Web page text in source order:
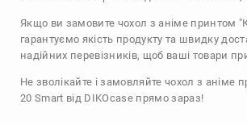
Якщо ви замовите чохол з аніме принтом
гарантуємо якість продукту та швидку
надійних перевізників, щоб ваші товари
Не зволікайте і замовляйте чохол з
20 Smart від DIKOcase прямо зараз!